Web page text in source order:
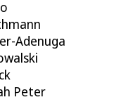
Adenuga
Peter